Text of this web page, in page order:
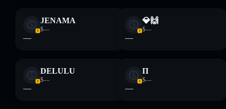
JENAMA
$—
—
💎🙌
$—
—
DELULU
$—
—
Π
$—
—